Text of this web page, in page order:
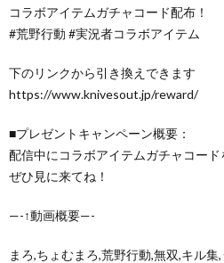
コラボアイテムガチャコード配布！
#荒野行動 #実況者コラボアイテム
下のリンクから引き換えできます
https://www.knivesout.jp/reward/
■プレゼントキャンペーン概要：
配信中にコラボアイテムガチャコード
ぜひ見に来てね！
—-↑動画概要—-
まろ,ちょむまろ,荒野行動,無双,キル